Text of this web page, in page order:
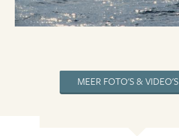
MEER FOTO'S & VIDEO'S